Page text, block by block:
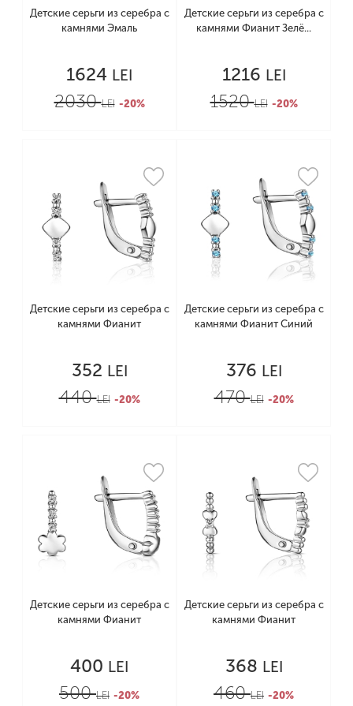
Детские серьги из серебра с
камнями Эмаль
1624 LEI
2030LEI -20%
Детские серьги из серебра с
камнями Фианит Зелё...
1216 LEI
1520LEI -20%
Детские серьги из серебра с
камнями Фианит
352 LEI
440LEI -20%
Детские серьги из серебра с
камнями Фианит Синий
376 LEI
470LEI -20%
Детские серьги из серебра с
камнями Фианит
400 LEI
500LEI -20%
Детские серьги из серебра с
камнями Фианит
368 LEI
460LEI -20%